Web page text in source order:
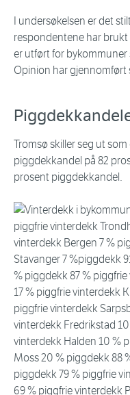
I undersøkelsen er det
respondentene har
er utført for
Opinion har gjennomført
Tromsø skiller seg ut
piggdekkandel på 82
prosent piggdekkandel.